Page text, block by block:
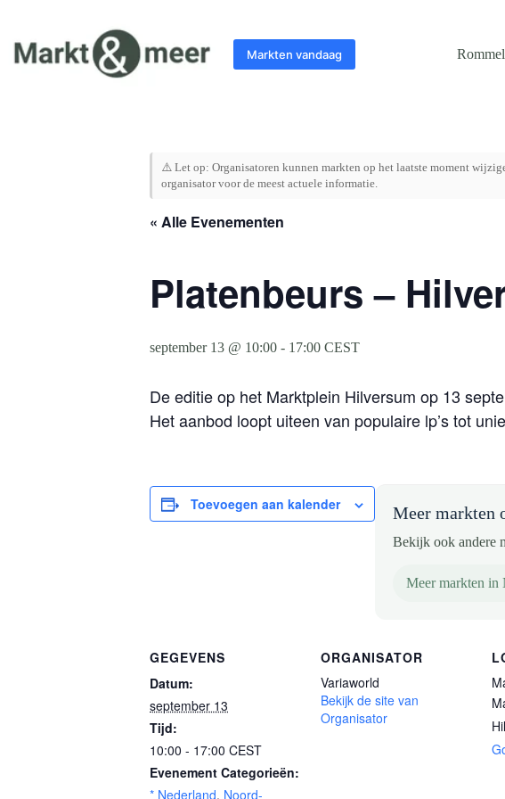
inhoud
Markten vandaag
⚠️ Let op: Organisatoren kunnen markten op het laatste moment
organisator voor de meest actuele informatie.
« Alle Evenementen
Platenbeurs –
september 13 @ 10:00 - 17:00 CEST
De editie op het Marktplein Hilversum op 13
Het aanbod loopt uiteen van populaire lp’s tot
Toevoegen aan kalender Meer markten
Bekijk ook andere
Meer markten in
GEGEVENS
Datum:
september 13
Tijd:
10:00 - 17:00 CEST
Evenement Categorieën:
* Nederland, Noord-
ORGANISATOR
Variaworld
Bekijk de site van
Organisator